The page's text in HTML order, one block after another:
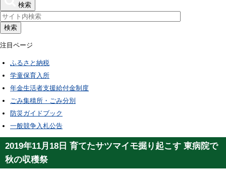
検索
検索
注目ページ
ふるさと納税
学童保育入所
年金生活者支援給付金制度
ごみ集積所・ごみ分別
防災ガイドブック
一般競争入札公告
2019年11月18日 育てたサツマイモ掘り起こす 東病院で
秋の収穫祭